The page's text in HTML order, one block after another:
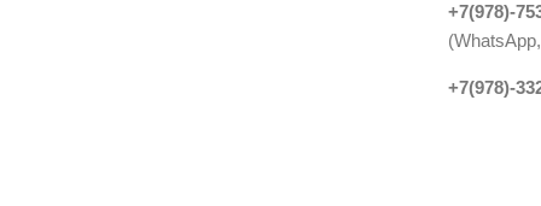
+7(978)-
+7(978)-